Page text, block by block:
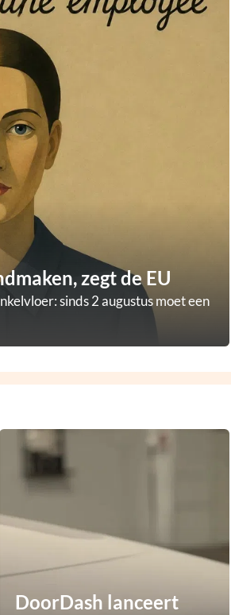
zegt de EU
sinds 2 augustus moet een
DoorDash lanceert